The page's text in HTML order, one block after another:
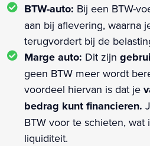
BTW-auto: Bij een BTW-
aan bij aflevering, waarna
terugvordert bij de
Marge auto: Dit zijn
geen BTW meer wordt
voordeel hiervan is dat je
bedrag kunt financieren.
BTW voor te schieten, wat
liquiditeit.